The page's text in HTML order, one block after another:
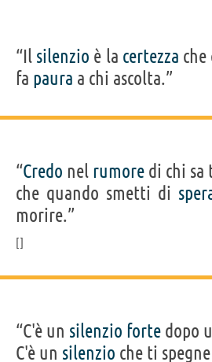
“Il silenzio è la certezza
fa paura a chi ascolta.”
“Credo nel rumore di chi sa
che quando smetti di
morire.”
“C'è un silenzio forte dopo
C'è un silenzio che ti